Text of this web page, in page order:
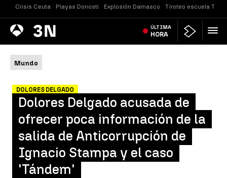
Crisis Ceuta Playas Donosti Explosión Damasco Tiroteo escuela
Antena
3 Noticias ÚLTIMA
HORA
Mundo
DOLORES DELGADO
Dolores Delgado acusada de
ofrecer poca información de la
salida de Anticorrupción de
Ignacio Stampa y el caso
'Tándem'